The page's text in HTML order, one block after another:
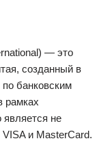
— это
созданный в
банковским
рамках
является не
и MasterCard.